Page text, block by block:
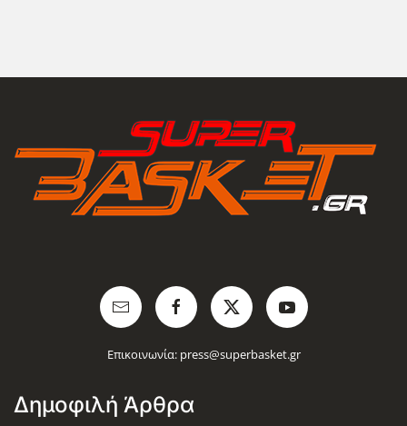
Επικοινωνία: press@superbasket.gr
Δημοφιλή Άρθρα